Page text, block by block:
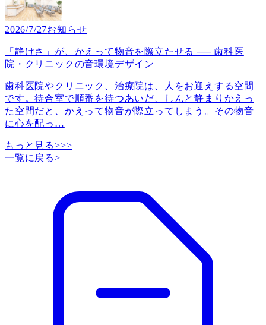
2026/7/27お知らせ
「静けさ」が、かえって物音を際立たせる ── 歯科医
院・クリニックの音環境デザイン
歯科医院やクリニック、治療院は、人をお迎えする空間
です。待合室で順番を待つあいだ、しんと静まりかえっ
た空間だと、かえって物音が際立ってしまう。その物音
に心を配っ …
もっと見る>>>
一覧に戻る>